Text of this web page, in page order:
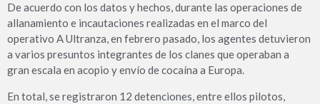
De acuerdo con los datos y hechos, durante las operaciones de
allanamiento e incautaciones realizadas en el marco del
operativo A Ultranza, en febrero pasado, los agentes detuvieron
a varios presuntos integrantes de los clanes que operaban a
gran escala en acopio y envío de cocaína a Europa.
En total, se registraron 12 detenciones, entre ellos pilotos,